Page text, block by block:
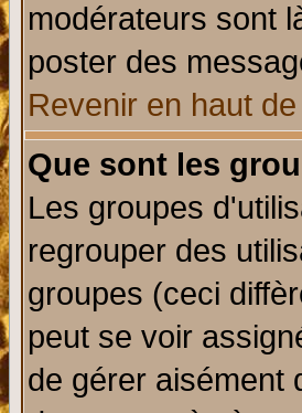
modérateurs sont
poster des
Revenir en haut
Que sont les
Les groupes
regrouper des
groupes (ceci
peut se voir
de gérer aisément